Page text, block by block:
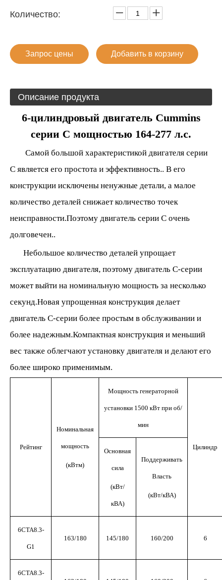
Количество:
Запрос цены Добавить в корзину
Описание продукта
6-цилиндровый двигатель Cummins
серии C мощностью 164-277 л.с.
Самой большой характеристикой двигателя серии
C является его простота и эффективность.. В его
конструкции исключены ненужные детали, а малое
количество деталей снижает количество точек
неисправности.Поэтому двигатель серии C очень
долговечен..
Небольшое количество деталей упрощает
эксплуатацию двигателя, поэтому двигатель С-серии
может выйти на номинальную мощность за несколько
секунд.Новая упрощенная конструкция делает
двигатель C-серии более простым в обслуживании и
более надежным.Компактная конструкция и меньший
вес также облегчают установку двигателя и делают его
более широко применимым.
Рейтинг
Номинальная
мощность
(кВтм)
Мощность генераторной
установки 1500 кВт при об/
мин
Цилиндр
Основная
сила
(кВт/
кВА)
Поддерживать
Власть
(кВт/кВА)
6CTA8.3-
G1
163/180 145/180 160/200 6
6CTA8.3-